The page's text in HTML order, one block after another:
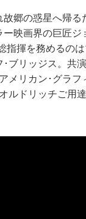
郷の惑星へ帰る
映画界の巨匠ジ
揮を務めるのは
ブリッジス。共
メリカン･グラフ
ルドリッチご用